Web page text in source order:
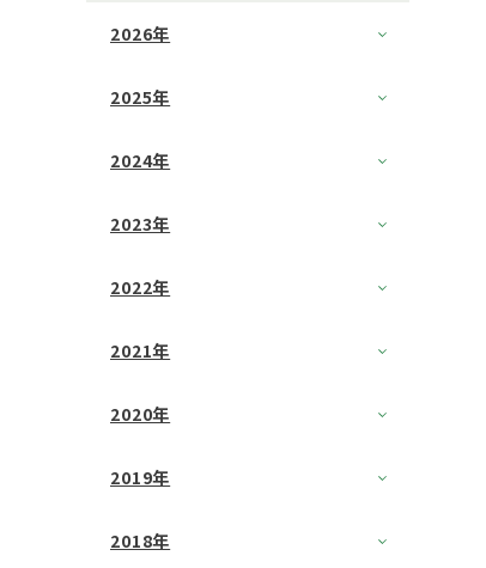
2026年
2025年
2024年
2023年
2022年
2021年
2020年
2019年
2018年